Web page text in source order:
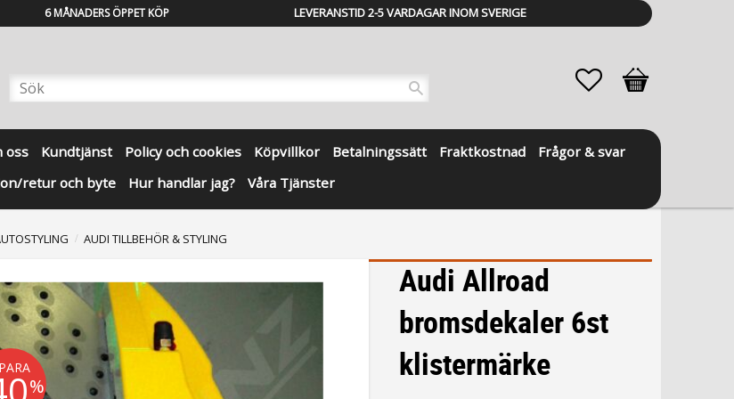
6 MÅNADERS ÖPPET KÖP LEVERANSTID 2-5 VARDAGAR INOM SVERIGE
oss Kundtjänst Policy och cookies Köpvillkor Betalningssätt Fraktkostnad
Frågor & svar
retur och byte
Hur handlar jag? Våra Tjänster
Favoriter
Kundvagn
AUDI TILLBEHÖR & STYLING
Audi Allroad
bromsdekaler 6st
klistermärke
%